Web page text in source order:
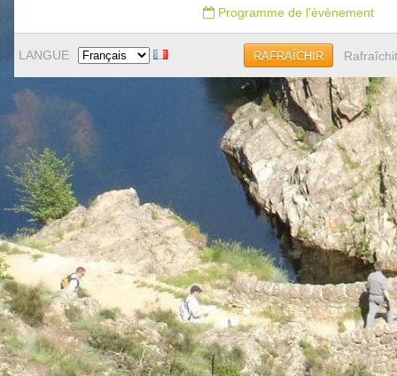
Programme de l'évènement
LANGUE RAFRAÎCHIR